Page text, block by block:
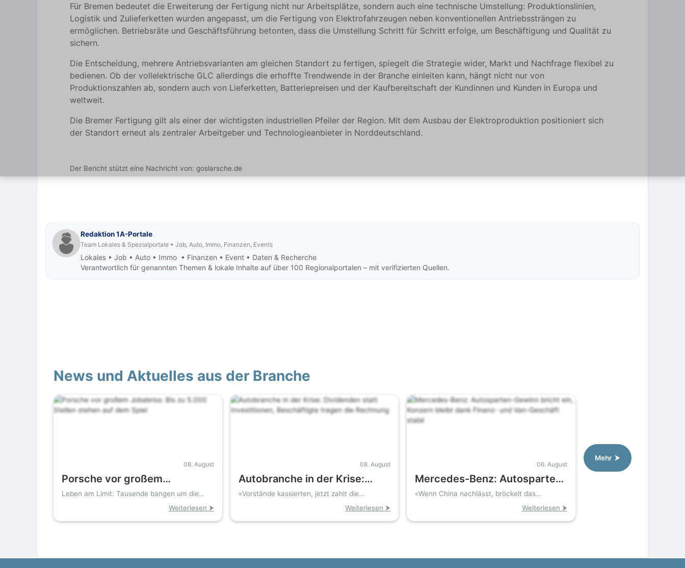
Für Bremen bedeutet die Erweiterung der Fertigung nicht nur Arbeitsplätze, sondern auch eine technische Umstellung: Produktionslinien,
Logistik und Zulieferketten wurden angepasst, um die Fertigung von Elektrofahrzeugen neben konventionellen Antriebssträngen zu
ermöglichen. Betriebsräte und Geschäftsführung betonten, dass die Umstellung Schritt für Schritt erfolge, um Beschäftigung und Qualität zu
sichern.
Die Entscheidung, mehrere Antriebsvarianten am gleichen Standort zu fertigen, spiegelt die Strategie wider, Markt und Nachfrage flexibel zu
bedienen. Ob der vollelektrische GLC allerdings die erhoffte Trendwende in der Branche einleiten kann, hängt nicht nur von
Produktionszahlen ab, sondern auch von Lieferketten, Batteriepreisen und der Kaufbereitschaft der Kundinnen und Kunden in Europa und
weltweit.
Die Bremer Fertigung gilt als einer der wichtigsten industriellen Pfeiler der Region. Mit dem Ausbau der Elektroproduktion positioniert sich
der Standort erneut als zentraler Arbeitgeber und Technologieanbieter in Norddeutschland.
Der Bericht stützt eine Nachricht von: goslarsche.de
Redaktion 1A-Portale
Team Lokales & Spezialportale • Job, Auto, Immo, Finanzen, Events
Lokales • Job • Auto • Immo • Finanzen • Event • Daten & Recherche
Verantwortlich für genannten Themen & lokale Inhalte auf über 100 Regionalportalen – mit verifizierten Quellen.
News und Aktuelles aus der Branche
08. August
Porsche vor großem
Jobabriss: Bis zu 5.000 Stellen
Leben am Limit: Tausende bangen um die
Weiterlesen ⮞
08. August
Autobranche in der Krise:
Dividenden statt
Investitionen, Beschäftigte
tragen die Rechnung
«Vorstände kassierten, jetzt zahlt die
Weiterlesen ⮞
06. August
Mercedes-Benz: Autosparten-
Gewinn bricht ein, Konzern
bleibt dank Finanz- und Van-
Geschäft stabil
«Wenn China nachlässt, bröckelt das
Weiterlesen ⮞
Mehr ⮞